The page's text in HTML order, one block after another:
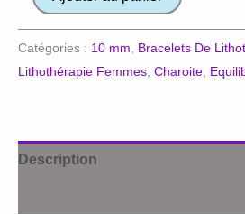
Catégories : 10 mm Bracelets De
Lithothérapie Femmes Charoite
Description